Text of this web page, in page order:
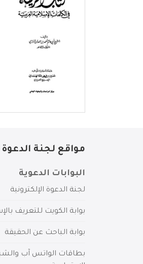
مواقع لجنة الدعوة
البوابات الدعوية
لجنة الدعوة الإلكترونية
بوابة الكويت للتعريف
بوابة الباحث عن الحقيقة
بطاقات الواتس آب